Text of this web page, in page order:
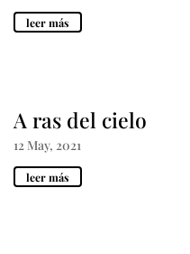
leer más
A ras del cielo
12 May, 2021
leer más